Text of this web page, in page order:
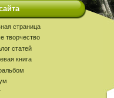
страница
творчество
статей
книга